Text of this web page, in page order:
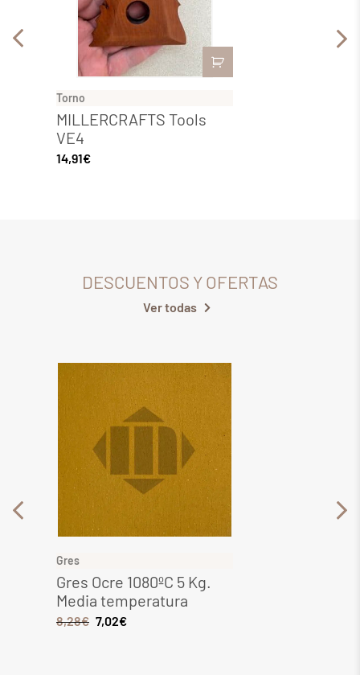
Torno
MILLERCRAFTS Tools
VE4
14,91€
DESCUENTOS Y OFERTAS
Ver todas
Gres
Gres Ocre 1080ºC 5 Kg.
Media temperatura
8,28€ 7,02€